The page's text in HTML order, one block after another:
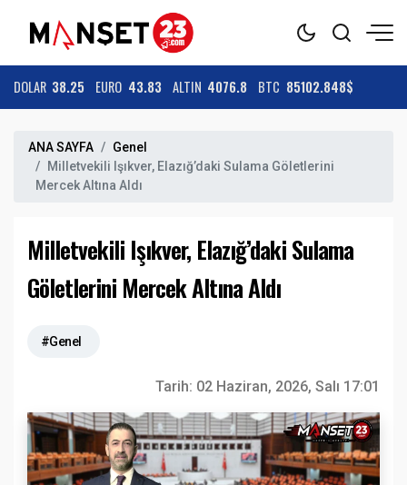
DOLAR 38.25 EURO 43.83 ALTIN 4076.8 BTC 85102.848$
ANA SAYFA
Genel
Milletvekili Işıkver, Elazığ’daki Sulama Göletlerini
Mercek Altına Aldı
Milletvekili Işıkver, Elazığ’daki Sulama
Göletlerini Mercek Altına Aldı
#Genel
Tarih: 02 Haziran, 2026, Salı 17:01